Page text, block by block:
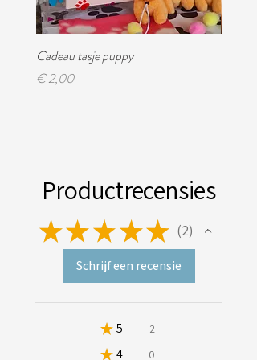
Cadeau tasje puppy
Prijs
€ 2,00
Productrecensies
★★ ★ ★★ 2
2
Schrijf een recensie
★ 5 100%
2
★ 4 0%0